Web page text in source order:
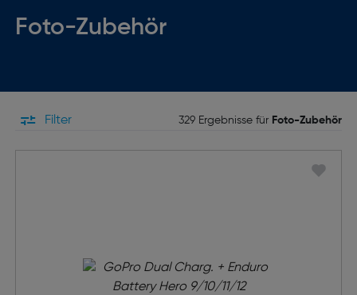
Foto-Zubehör
Filter 329 Ergebnisse für Foto-Zubehör